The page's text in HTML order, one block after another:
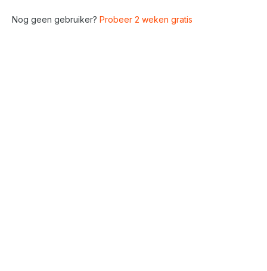
Nog geen gebruiker? Probeer 2 weken gratis